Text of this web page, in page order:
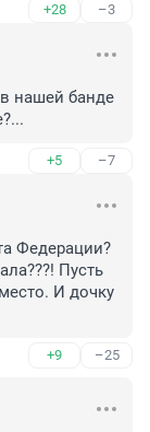
+28 –3
нашей банде
+5 –7
Федерации?
Пусть
И дочку
+9 –25